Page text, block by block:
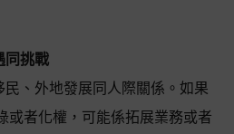
同挑戰
、外地發展同人際關係。如果
或者化權，可能係拓展業務或者